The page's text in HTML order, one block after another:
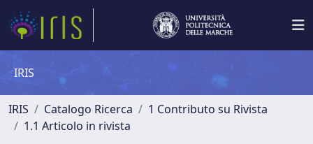
IRIS
IRIS Catalogo Ricerca
1 Contributo su Rivista
1.1 Articolo in rivista